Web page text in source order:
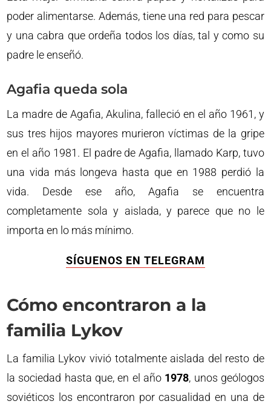
poder alimentarse. Además, tiene una red para pescar
y una cabra que ordeña todos los días, tal y como su
padre le enseñó.
Agafia queda sola
La madre de Agafia, Akulina, falleció en el año 1961, y
sus tres hijos mayores murieron víctimas de la gripe
en el año 1981. El padre de Agafia, llamado Karp, tuvo
una vida más longeva hasta que en 1988 perdió la
vida. Desde ese año, Agafia se encuentra
completamente sola y aislada, y parece que no le
importa en lo más mínimo.
SÍGUENOS EN TELEGRAM
Cómo encontraron a la
familia Lykov
La familia Lykov vivió totalmente aislada del resto de
la sociedad hasta que, en el año 1978, unos geólogos
soviéticos los encontraron por casualidad en una de